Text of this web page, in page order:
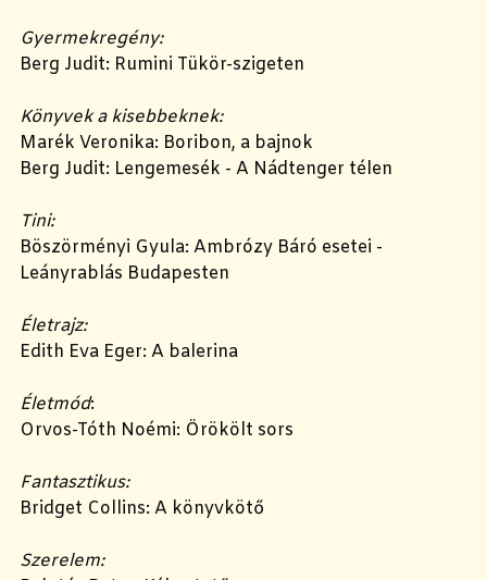
Gyermekregény:
Berg Judit: Rumini Tükör-szigeten
Könyvek a kisebbeknek:
Marék Veronika: Boribon, a bajnok
Berg Judit: Lengemesék - A Nádtenger télen
Tini:
Böszörményi Gyula: Ambrózy Báró esetei -
Leányrablás Budapesten
Életrajz:
Edith Eva Eger: A balerina
Életmód:
Orvos-Tóth Noémi: Örökölt sors
Fantasztikus:
Bridget Collins: A könyvkötő
Szerelem: